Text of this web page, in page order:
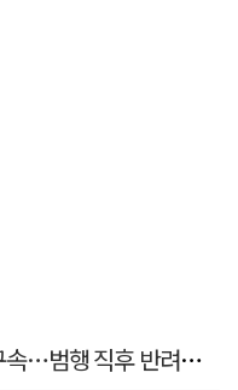
속…범행 직후 반려견도